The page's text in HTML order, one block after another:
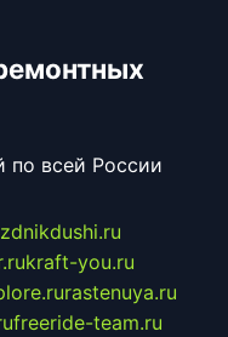
по всей России
kraft-you.ru
rastenuya.ru
freeride-team.ru